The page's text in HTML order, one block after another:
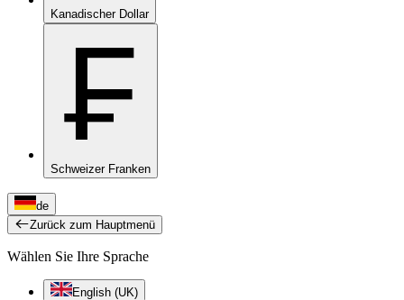
Kanadischer Dollar
₣
Schweizer Franken
de
Zurück zum Hauptmenü
Wählen Sie Ihre Sprache
English (UK)